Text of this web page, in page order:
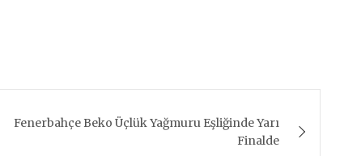
Fenerbahçe Beko Üçlük Yağmuru Eşliğinde Yarı
Finalde